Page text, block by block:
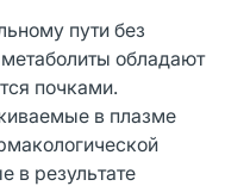
пути без
обладают
почками.
в плазме
в результате